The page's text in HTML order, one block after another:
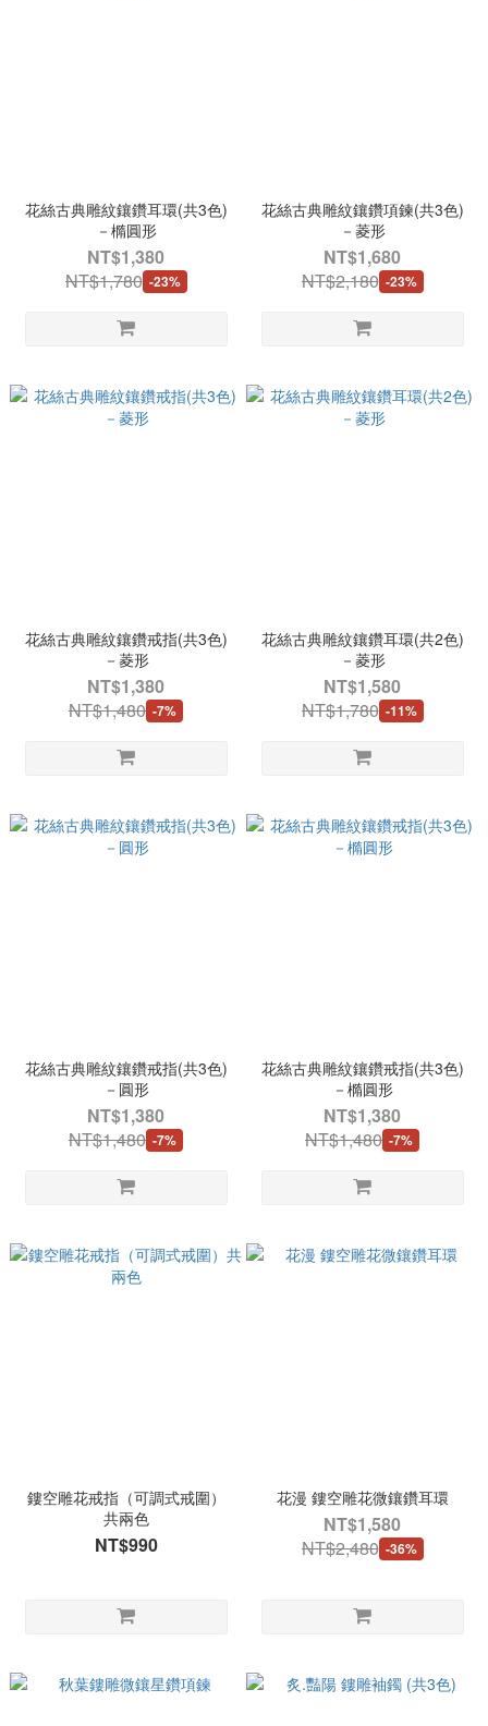
花絲古典雕紋鑲鑽耳環(共3色)
－橢圓形
NT$1,380
NT$1,780 -23%
花絲古典雕紋鑲鑽項鍊(共3色)
－菱形
NT$1,680
NT$2,180 -23%
花絲古典雕紋鑲鑽戒指(共3色)
－菱形
NT$1,380
NT$1,480 -7%
花絲古典雕紋鑲鑽耳環(共2色)
－菱形
NT$1,580
NT$1,780 -11%
花絲古典雕紋鑲鑽戒指(共3色)
－圓形
NT$1,380
NT$1,480 -7%
花絲古典雕紋鑲鑽戒指(共3色)
－橢圓形
NT$1,380
NT$1,480 -7%
鏤空雕花戒指（可調式戒圍）
共兩色
NT$990
花漫 鏤空雕花微鑲鑽耳環
NT$1,580
NT$2,480 -36%